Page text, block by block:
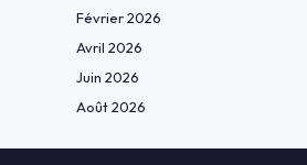
Février 2026
Avril 2026
Juin 2026
Août 2026